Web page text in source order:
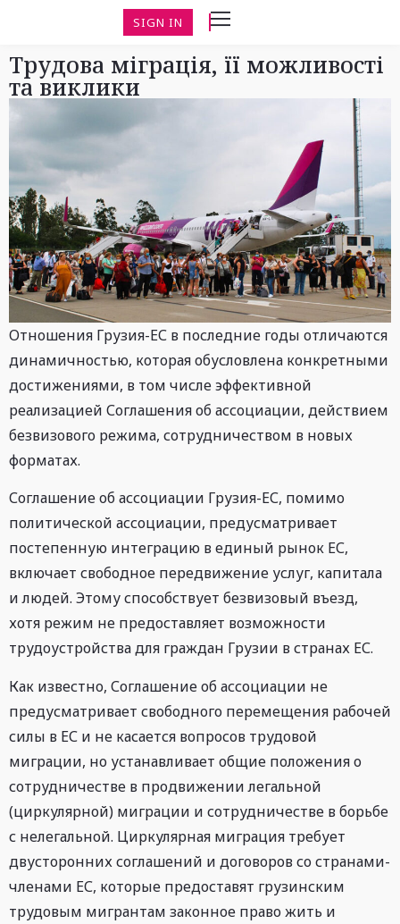
SIGN IN
Трудова міграція, її можливості
та виклики
Отношения Грузия-ЕС в последние годы отличаются
динамичностью, которая обусловлена ​​конкретными
достижениями, в том числе эффективной
реализацией Соглашения об ассоциации, действием
безвизового режима, сотрудничеством в новых
форматах.
Соглашение об ассоциации Грузия-ЕС, помимо
политической ассоциации, предусматривает
постепенную интеграцию в единый рынок ЕС,
включает свободное передвижение услуг, капитала
и людей. Этому способствует безвизовый въезд,
хотя режим не предоставляет возможности
трудоустройства для граждан Грузии в странах ЕС.
Как известно, Соглашение об ассоциации не
предусматривает свободного перемещения рабочей
силы в ЕС и не касается вопросов трудовой
миграции, но устанавливает общие положения о
сотрудничестве в продвижении легальной
(циркулярной) миграции и сотрудничестве в борьбе
с нелегальной. Циркулярная миграция требует
двусторонних соглашений и договоров со странами-
членами ЕС, которые предоставят грузинским
трудовым мигрантам законное право жить и